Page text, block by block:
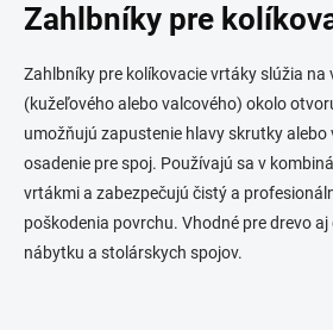
Zahlbníky pre
Zahlbníky pre kolíkovacie vrtáky slúžia na
(kužeľového alebo valcového) okolo
umožňujú zapustenie hlavy skrutky alebo
osadenie pre spoj. Používajú sa v
vrtákmi a zabezpečujú čistý a
poškodenia povrchu. Vhodné pre drevo
nábytku a stolárskych spojov.